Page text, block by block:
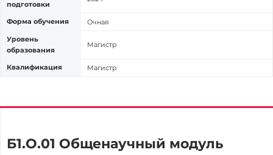
подготовки
Форма обучения
Очная
Уровень
образования
Магистр
Квалификация Магистр
Б1.О.01 Общенаучный модуль